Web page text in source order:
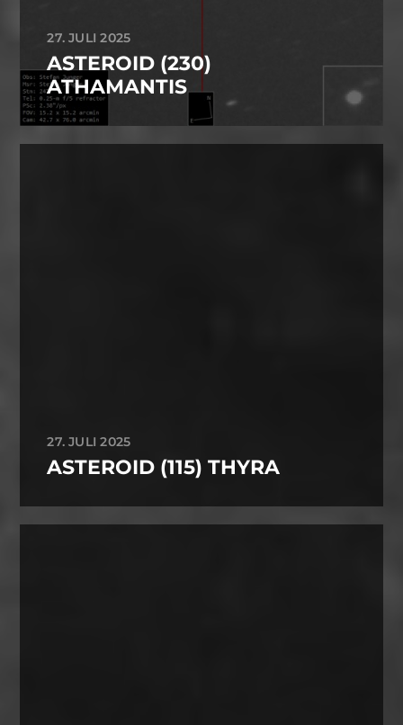
27. JULI 2025
ASTEROID (230)
ATHAMANTIS
27. JULI 2025
ASTEROID (115) THYRA